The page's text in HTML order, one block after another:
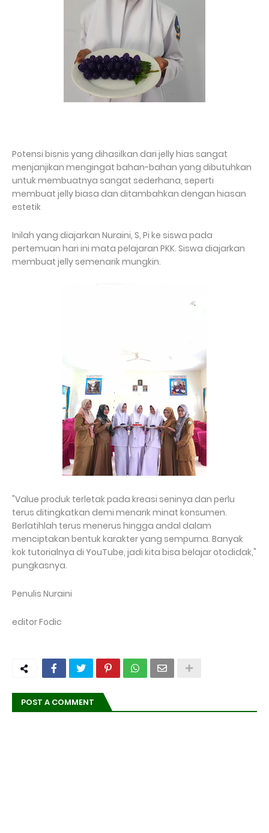
Potensi bisnis yang dihasilkan dari jelly hias sangat
menjanjikan mengingat bahan-bahan yang dibutuhkan
untuk membuatnya sangat sederhana, seperti
membuat jelly biasa dan ditambahkan dengan hiasan
estetik
Inilah yang diajarkan Nuraini, S, Pi ke siswa pada
pertemuan hari ini mata pelajaran PKK. Siswa diajarkan
membuat jelly semenarik mungkin.
"Value produk terletak pada kreasi seninya dan perlu
terus ditingkatkan demi menarik minat konsumen.
Berlatihlah terus menerus hingga andal dalam
menciptakan bentuk karakter yang sempurna. Banyak
kok tutorialnya di YouTube, jadi kita bisa belajar otodidak,"
pungkasnya.
Penulis Nuraini
editor Fodic
POST A COMMENT